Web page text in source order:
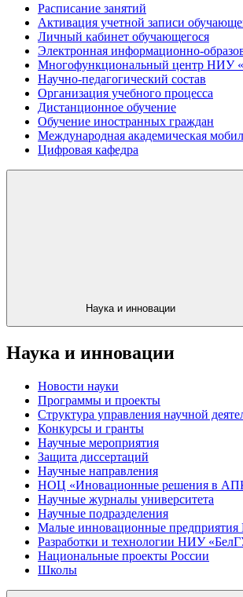
Расписание занятий
Активация учетной записи
Личный кабинет обучающегося
Электронная информационно-
Многофункциональный центр НИУ
Научно-педагогический состав
Организация учебного процесса
Дистанционное обучение
Обучение иностранных граждан
Международная академическая
Цифровая кафедра
Наука и инновации
Наука и инновации
Новости науки
Программы и проекты
Структура управления научной
Конкурсы и гранты
Научные мероприятия
Защита диссертаций
Научные направления
НОЦ «Иновационные решения в
Научные журналы университета
Научные подразделения
Малые инновационные
Разработки и технологии НИУ
Национальные проекты России
Школы